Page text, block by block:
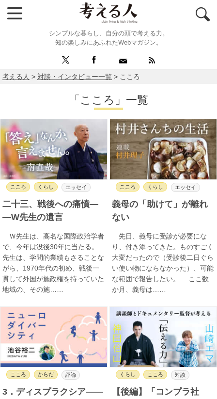
シンプルな暮らし、自分の頭で考える力。
知の楽しみにあふれたWebマガジン。
考える人 > 対談・インタビュー一覧 > こころ
「こころ」一覧
こころ くらし エッセイ
二十三、戦後への痛憤―
―W先生の遺言
Ｗ先生は、高名な国際政治学者
で、今年は没後30年に当たる。
先生は、学問的業績もさることな
がら、1970年代の初め、戦後一
貫して外国が施政権を持っていた
地域の、その施……
こころ くらし エッセイ
義母の「助けて」が離れ
ない
先日、義母に受診が必要にな
り、付き添ってきた。ものすごく
大変だったので（受診後二日ぐら
い使い物にならなかった）、可能
な範囲で報告したい。 ここ数
か月、義母は……
こころ からだ 評論
3．ディスプラクシア――
くらし こころ 対談
【後編】「コンプラ社